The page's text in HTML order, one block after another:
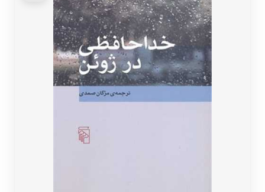
کودک و نوجوان
علوم اجتماعی
ادبیات ایتالیا
ادبیات روسیه
ادبیات آمریکای لاتین
ادبیات آلمان
ادبیات ترکیه
سایر کشورهای اروپا